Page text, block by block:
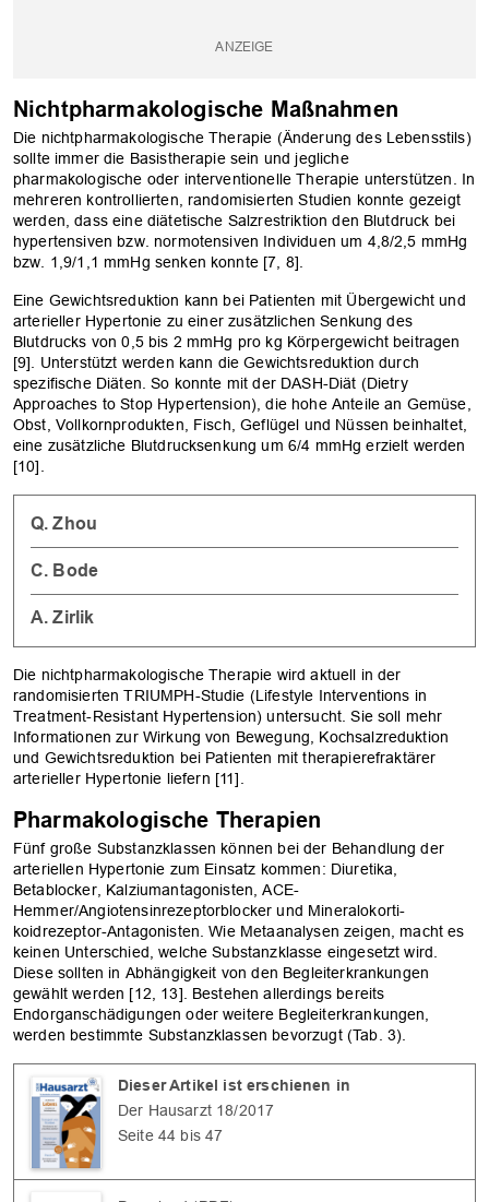
Nichtpharmakologische Maßnahmen
Die nichtpharmakologische Therapie (Änderung des Lebensstils)
sollte immer die Basistherapie sein und ­jegliche
pharmakologische oder ­interventionelle Therapie unterstützen. In
­mehreren ­kontrollierten, randomisierten Stu­dien­ konnte ­gezeigt
werden, dass eine diätetische Salzrestriktion den Blutdruck bei
hypertensiven bzw. normotensiven Individuen um 4,8/2,5 mmHg
bzw. 1,9/1,1 mmHg senken konnte [7, 8].
Eine­ ­Gewichtsreduktion kann bei Patienten mit Übergewicht und
arterieller Hypertonie zu einer zusätzlichen Senkung des
Blutdrucks von 0,5 bis 2 mmHg pro kg Körper­gewicht beitragen
[9]. Unterstützt werden kann die Gewichtsreduktion durch
spezifische ­Diäten. So konnte mit der DASH-Diät (Dietry
Approaches to Stop Hypertension), die hohe Anteile an Gemüse,
Obst, Vollkornprodukten, Fisch, Geflügel und Nüssen beinhaltet,
eine zusätzliche Blutdrucksenkung um 6/4 mmHg erzielt werden
[10].
Q. Zhou
C. Bode
A. Zirlik
Die nichtpharmakologische Therapie wird aktuell in der
randomisierten TRIUMPH-Studie (Lifestyle Interventions in
Treatment-Resistant Hypertension) untersucht. Sie soll mehr
Informationen zur ­Wirkung von Bewegung, Kochsalzreduktion
und ­Gewichtsreduktion bei Patienten mit ­therapierefraktärer
arterieller Hypertonie ­liefern [11].
Pharmakologische Therapien
Fünf große Substanzklassen können bei der Behandlung der
arteriellen Hypertonie zum Einsatz kommen: Diuretika,
Betablocker, Kalziumantagonisten, ACE-
Hemmer/Angiotensinrezeptorblocker und Mineralokorti­
koidrezeptor-Antagonisten. Wie Metaanalysen zeigen, macht es
keinen Unterschied, welche Substanzklasse eingesetzt wird.
Diese sollten in Abhängigkeit von den Begleit­erkrankungen
gewählt werden [12, 13]. Bestehen allerdings bereits
Endorganschädigungen oder weitere Begleiterkrankungen,
werden bestimmte Substanzklassen bevorzugt (Tab. 3).
Dieser Artikel ist erschienen in
Der Hausarzt 18/2017
Seite 44 bis 47